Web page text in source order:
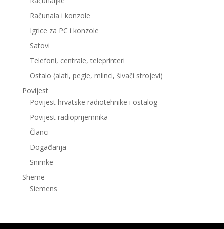
Računala i konzole
Igrice za PC i konzole
Satovi
Telefoni, centrale, teleprinteri
Ostalo (alati, pegle, mlinci, šivači strojevi)
Povijest
Povijest hrvatske radiotehnike i ostalog
Povijest radioprijemnika
Članci
Događanja
Snimke
Sheme
Siemens